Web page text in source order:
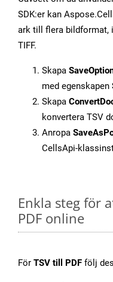
SDK:er kan
ark till flera bildformat,
TIFF.
Skapa
med egenskapen
Skapa
konvertera TSV
Anropa
CellsApi-
Enkla steg för
PDF online
För TSV till PDF följ